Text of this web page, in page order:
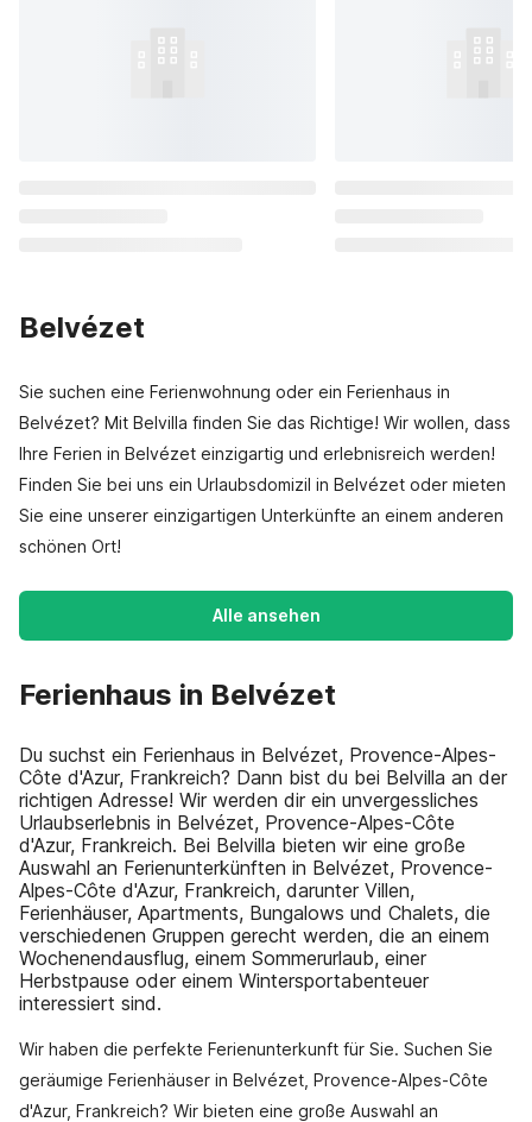
Belvézet
Sie suchen eine Ferienwohnung oder ein Ferienhaus in
Belvézet? Mit Belvilla finden Sie das Richtige! Wir wollen, dass
Ihre Ferien in Belvézet einzigartig und erlebnisreich werden!
Finden Sie bei uns ein Urlaubsdomizil in Belvézet oder mieten
Sie eine unserer einzigartigen Unterkünfte an einem anderen
schönen Ort!
Alle ansehen
Ferienhaus in Belvézet
Du suchst ein Ferienhaus in Belvézet, Provence-Alpes-
Côte d'Azur, Frankreich? Dann bist du bei Belvilla an der
richtigen Adresse! Wir werden dir ein unvergessliches
Urlaubserlebnis in Belvézet, Provence-Alpes-Côte
d'Azur, Frankreich. Bei Belvilla bieten wir eine große
Auswahl an Ferienunterkünften in Belvézet, Provence-
Alpes-Côte d'Azur, Frankreich, darunter Villen,
Ferienhäuser, Apartments, Bungalows und Chalets, die
verschiedenen Gruppen gerecht werden, die an einem
Wochenendausflug, einem Sommerurlaub, einer
Herbstpause oder einem Wintersportabenteuer
interessiert sind.
Wir haben die perfekte Ferienunterkunft für Sie. Suchen Sie
geräumige Ferienhäuser in Belvézet, Provence-Alpes-Côte
d'Azur, Frankreich? Wir bieten eine große Auswahl an